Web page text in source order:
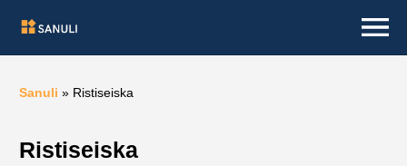
Sanuli » Ristiseiska
Ristiseiska